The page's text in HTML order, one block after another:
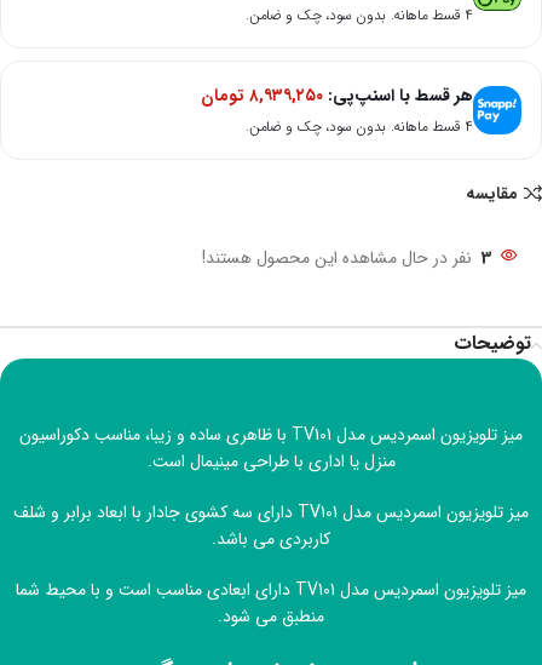
۴ قسط ماهانه. بدون سود، چک و ضامن.
هر قسط با اسنپ‌پی: ۸,۹۳۹,۲۵۰ تومان
۴ قسط ماهانه. بدون سود، چک و ضامن.
مقایسه
3 نفر در حال مشاهده این محصول هستند!
توضیحات
میز تلویزیون اسمردیس مدل TV101 با ظاهری ساده و زیبا، مناسب دکوراسیون
منزل یا اداری با طراحی مینیمال است.
میز تلویزیون اسمردیس مدل TV101 دارای سه کشوی جادار با ابعاد برابر و شلف
کاربردی می باشد.
میز تلویزیون اسمردیس مدل TV101 دارای ابعادی مناسب است و با محیط شما
منطبق می شود.